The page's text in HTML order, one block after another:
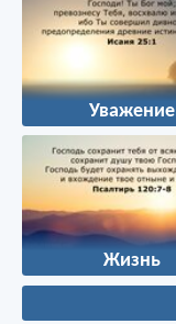
Уважение
Жизнь